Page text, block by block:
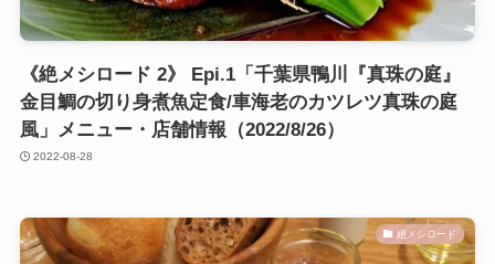
《絶メシロード 2》 Epi.1「千葉県鴨川『真珠の庭』
金目鯛の切り身煮魚定食/車海老のカツレツ真珠の庭
風」メニュー・店舗情報（2022/8/26）
2022-08-28
絶メシロード